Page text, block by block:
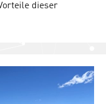
dieser